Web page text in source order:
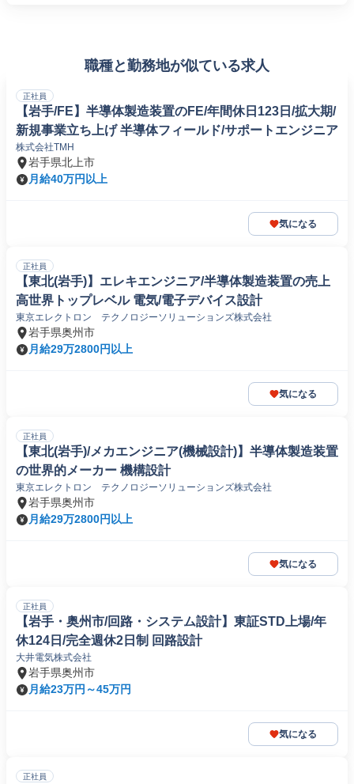
職種と勤務地が似ている求人
正社員
【岩手/FE】半導体製造装置のFE/年間休日123日/拡大期/
新規事業立ち上げ 半導体フィールド/サポートエンジニア
株式会社TMH
岩手県北上市
月給40万円以上
気になる
正社員
【東北(岩手)】エレキエンジニア/半導体製造装置の売上
高世界トップレベル 電気/電子デバイス設計
東京エレクトロン テクノロジーソリューションズ株式会社
岩手県奥州市
月給29万2800円以上
気になる
正社員
【東北(岩手)/メカエンジニア(機械設計)】半導体製造装置
の世界的メーカー 機構設計
東京エレクトロン テクノロジーソリューションズ株式会社
岩手県奥州市
月給29万2800円以上
気になる
正社員
【岩手・奥州市/回路・システム設計】東証STD上場/年
休124日/完全週休2日制 回路設計
大井電気株式会社
岩手県奥州市
月給23万円～45万円
気になる
正社員